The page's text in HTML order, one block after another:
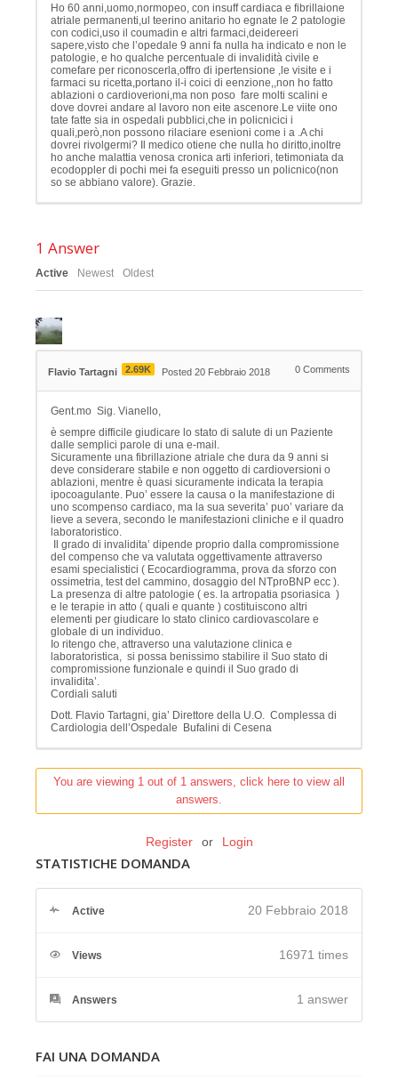
Ho 60 anni,uomo,normopeo, con insuff cardiaca e fibrillaione
atriale permanenti,ul teerino anitario ho egnate le 2 patologie
con codici,uso il coumadin e altri farmaci,deidereeri
sapere,visto che l’opedale 9 anni fa nulla ha indicato e non le
patologie, e ho qualche percentuale di invalidità civile e
comefare per riconoscerla,offro di ipertensione ,le visite e i
farmaci su ricetta,portano il-i coici di eenzione,,non ho fatto
ablazioni o cardioverioni,ma non poso fare molti scalini e
dove dovrei andare al lavoro non eite ascenore.Le viite ono
tate fatte sia in ospedali pubblici,che in policnicici i
quali,però,non possono rilaciare esenioni come i a .A chi
dovrei rivolgermi? Il medico otiene che nulla ho diritto,inoltre
ho anche malattia venosa cronica arti inferiori, tetimoniata da
ecodoppler di pochi mei fa eseguiti presso un policnico(non
so se abbiano valore). Grazie.
1 Answer
Active Newest Oldest
Flavio Tartagni 2.69K Posted 20 Febbraio 2018 0 Comments
Gent.mo Sig. Vianello,
è sempre difficile giudicare lo stato di salute di un Paziente
dalle semplici parole di una e-mail.
Sicuramente una fibrillazione atriale che dura da 9 anni si
deve considerare stabile e non oggetto di cardioversioni o
ablazioni, mentre è quasi sicuramente indicata la terapia
ipocoagulante. Puo’ essere la causa o la manifestazione di
uno scompenso cardiaco, ma la sua severita’ puo’ variare da
lieve a severa, secondo le manifestazioni cliniche e il quadro
laboratoristico.
Il grado di invalidita’ dipende proprio dalla compromissione
del compenso che va valutata oggettivamente attraverso
esami specialistici ( Ecocardiogramma, prova da sforzo con
ossimetria, test del cammino, dosaggio del NTproBNP ecc ).
La presenza di altre patologie ( es. la artropatia psoriasica )
e le terapie in atto ( quali e quante ) costituiscono altri
elementi per giudicare lo stato clinico cardiovascolare e
globale di un individuo.
Io ritengo che, attraverso una valutazione clinica e
laboratoristica, si possa benissimo stabilire il Suo stato di
compromissione funzionale e quindi il Suo grado di
invalidita’.
Cordiali saluti
Dott. Flavio Tartagni, gia’ Direttore della U.O. Complessa di
Cardiologia dell’Ospedale Bufalini di Cesena
You are viewing 1 out of 1 answers, click here to view all
answers.
Register or Login
STATISTICHE DOMANDA
Active 20 Febbraio 2018
Views 16971 times
Answers 1 answer
FAI UNA DOMANDA